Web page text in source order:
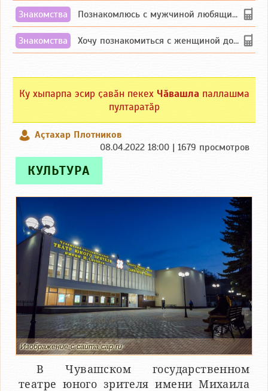
Знакомства Познакомлюсь с мужчиной любящим танцевать и петь на родном чувашском языке
Знакомства Хочу познакомиться с женщиной до 55 лет чувашской или русской национальности дл...
Ку хыпарпа эсир ҫавӑн пекех Чӑвашла паллашма
пултаратӑр
Аçтахар Плотников
08.04.2022 18:00 | 1679 просмотров
КУЛЬТУРА
Изображение с сайта cap.ru
В Чувашском государственном
театре юного зрителя имени Михаила